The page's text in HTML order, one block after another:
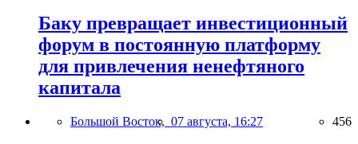
Баку превращает инвестиционный
форум в постоянную платформу
для привлечения ненефтяного
капитала
Большой Восток, 07 августа, 16:27 456